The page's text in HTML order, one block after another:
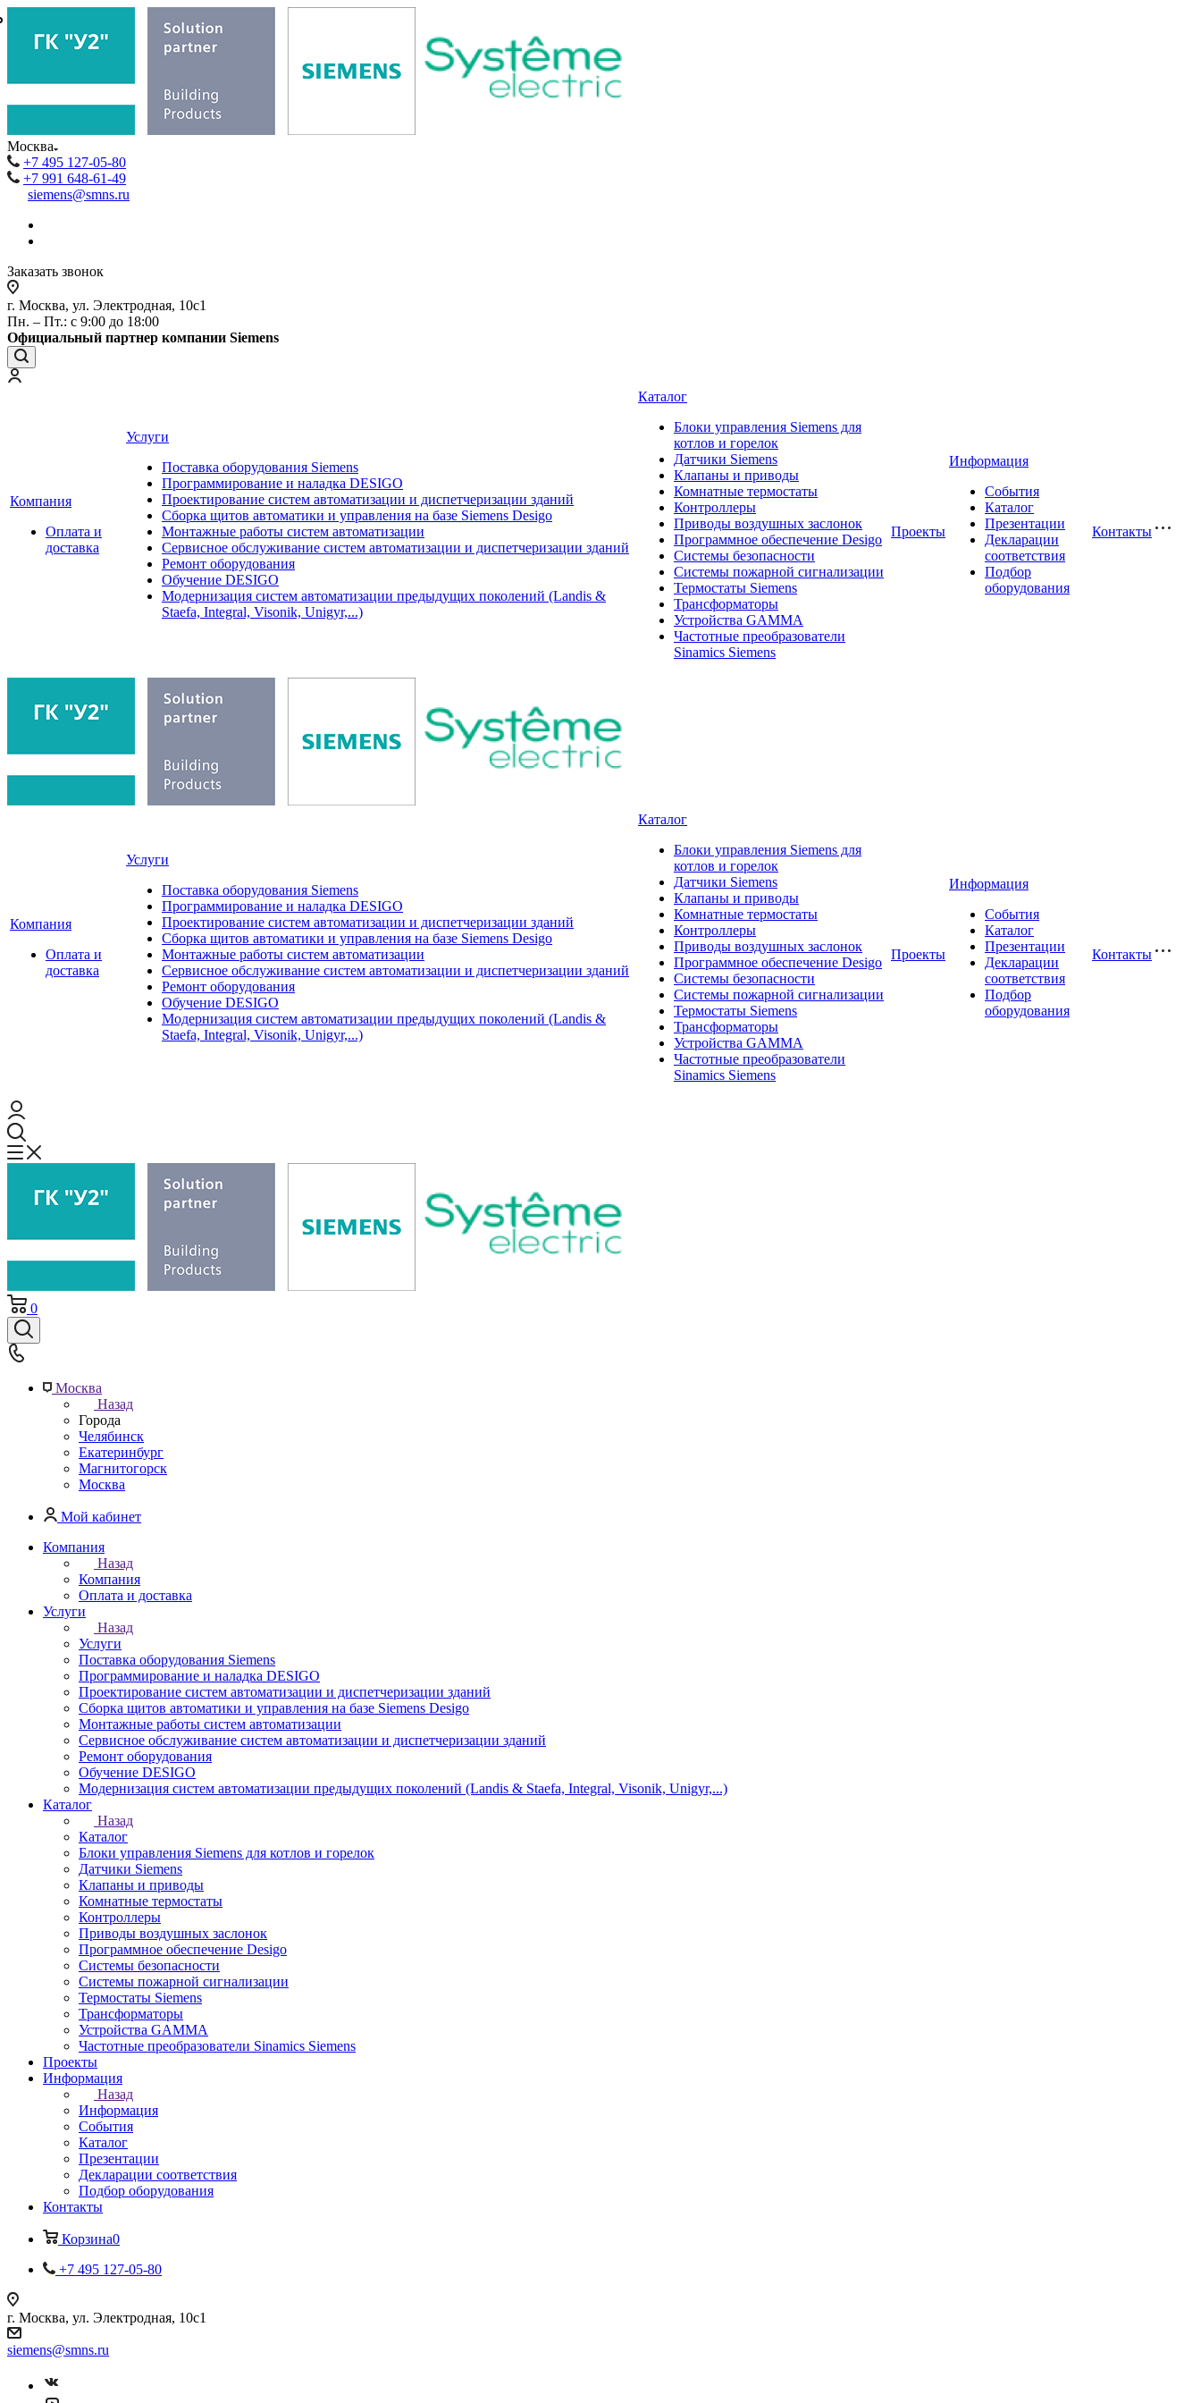
Москва
+7 495 127-05-80
+7 991 648-61-49
siemens@smns.ru
Заказать звонок
г. Москва, ул. Электродная, 10с1
Пн. – Пт.: с 9:00 до 18:00
Официальный партнер компании Siemens
Компания
Оплата и
доставка
Услуги
Поставка оборудования Siemens
Программирование и наладка DESIGO
Проектирование систем автоматизации и диспетчеризации зданий
Сборка щитов автоматики и управления на базе Siemens Desigo
Монтажные работы систем автоматизации
Сервисное обслуживание систем автоматизации и диспетчеризации зданий
Ремонт оборудования
Обучение DESIGO
Модернизация систем автоматизации предыдущих поколений (Landis &
Staefa, Integral, Visonik, Unigyr,...)
Каталог
Блоки управления Siemens для
котлов и горелок
Датчики Siemens
Клапаны и приводы
Комнатные термостаты
Контроллеры
Приводы воздушных заслонок
Программное обеспечение Desigo
Системы безопасности
Системы пожарной сигнализации
Термостаты Siemens
Трансформаторы
Устройства GAMMA
Частотные преобразователи
Sinamics Siemens
Проекты
Информация
События
Каталог
Презентации
Декларации
соответствия
Подбор
оборудования
Контакты
Компания
Оплата и
доставка
Услуги
Поставка оборудования Siemens
Программирование и наладка DESIGO
Проектирование систем автоматизации и диспетчеризации зданий
Сборка щитов автоматики и управления на базе Siemens Desigo
Монтажные работы систем автоматизации
Сервисное обслуживание систем автоматизации и диспетчеризации зданий
Ремонт оборудования
Обучение DESIGO
Модернизация систем автоматизации предыдущих поколений (Landis &
Staefa, Integral, Visonik, Unigyr,...)
Каталог
Блоки управления Siemens для
котлов и горелок
Датчики Siemens
Клапаны и приводы
Комнатные термостаты
Контроллеры
Приводы воздушных заслонок
Программное обеспечение Desigo
Системы безопасности
Системы пожарной сигнализации
Термостаты Siemens
Трансформаторы
Устройства GAMMA
Частотные преобразователи
Sinamics Siemens
Проекты
Информация
События
Каталог
Презентации
Декларации
соответствия
Подбор
оборудования
Контакты
0
Москва
Назад
Города
Челябинск
Екатеринбург
Магнитогорск
Москва
Мой кабинет
Компания
Назад
Компания
Оплата и доставка
Услуги
Назад
Услуги
Поставка оборудования Siemens
Программирование и наладка DESIGO
Проектирование систем автоматизации и диспетчеризации зданий
Сборка щитов автоматики и управления на базе Siemens Desigo
Монтажные работы систем автоматизации
Сервисное обслуживание систем автоматизации и диспетчеризации зданий
Ремонт оборудования
Обучение DESIGO
Модернизация систем автоматизации предыдущих поколений (Landis & Staefa, Integral, Visonik, Unigyr,...)
Каталог
Назад
Каталог
Блоки управления Siemens для котлов и горелок
Датчики Siemens
Клапаны и приводы
Комнатные термостаты
Контроллеры
Приводы воздушных заслонок
Программное обеспечение Desigo
Системы безопасности
Системы пожарной сигнализации
Термостаты Siemens
Трансформаторы
Устройства GAMMA
Частотные преобразователи Sinamics Siemens
Проекты
Информация
Назад
Информация
События
Каталог
Презентации
Декларации соответствия
Подбор оборудования
Контакты
Корзина0
+7 495 127-05-80
г. Москва, ул. Электродная, 10с1
siemens@smns.ru